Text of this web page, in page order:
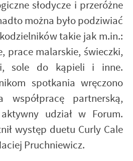
słodycze i przeróżne
można było podziwiać
takie jak m.in.:
prace malarskie, świeczki,
sole do kąpieli i inne.
spotkania wręczono
współpracę partnerską,
udział w Forum.
występ duetu Curly Cale
Pruchniewicz.